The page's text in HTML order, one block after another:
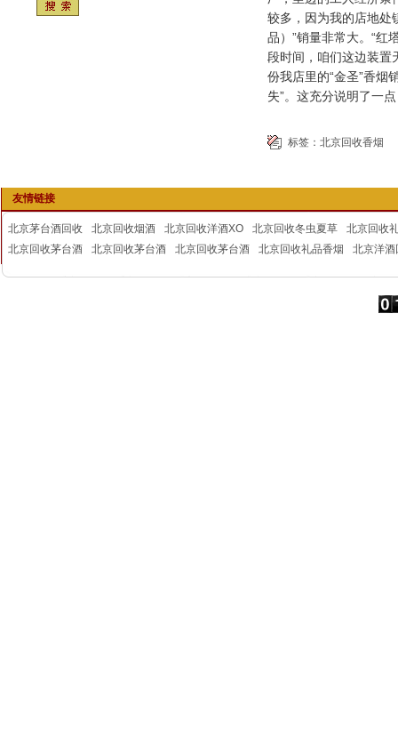
较多，因为我的店地处
品）”销量非常大。“红
段时间，咱们这边装置
份我店里的“金圣”香烟
失”。这充分说明了一
标签： 北京回收香烟
友情链接
北京茅台酒回收 北京回收烟酒 北京回收洋酒XO 北京回收冬虫夏草
北京回收
北京回收茅台酒
北京回收茅台酒 北京回收茅台酒 北京回收礼品香烟 北京洋酒